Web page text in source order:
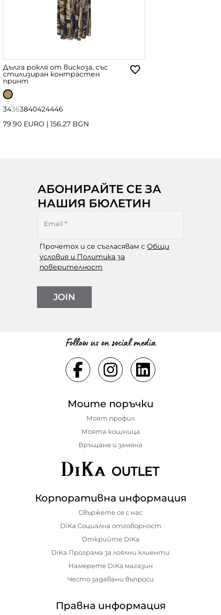
Дълга рокля от вискоза, със
стилизиран контрастен
принт
34363840424446
79.90 EURO | 156.27 BGN
АБОНИРАЙТЕ СЕ ЗА
НАШИЯ БЮЛЕТИН
Email *
Прочетох и се съгласявам с Общи
условия и Политика за
поверителност
JOIN
Follow us on social media
Моите поръчки
Моят профил
Моята кошница
Връщане и замяна
Корпоративна информация
Свържете се с нас
DiKa Социална отговорност
Открийте DiKa
DiKa Програма за лоялни клиенти
Намерете DiKa магазин
Често задавани въпроси
Правна информация